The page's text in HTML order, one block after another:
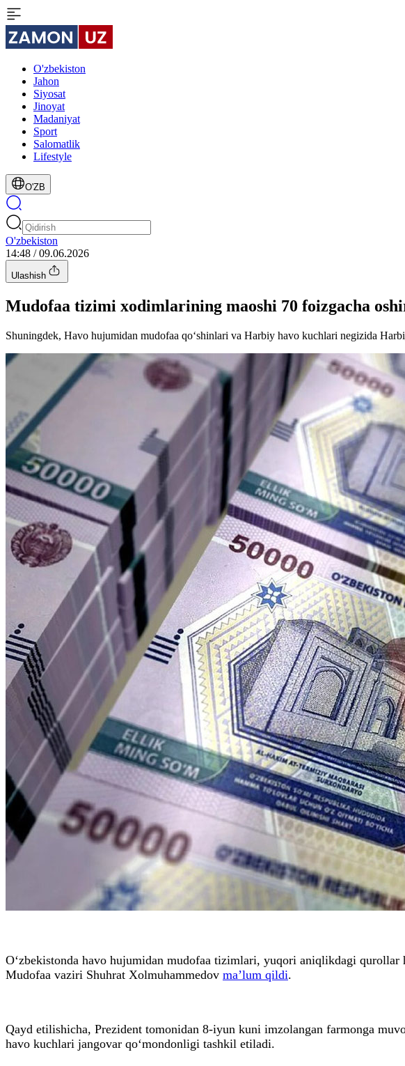
O'zbekiston
Jahon
Siyosat
Jinoyat
Madaniyat
Sport
Salomatlik
Lifestyle
O'ZB
O'zbekiston
14:48 / 09.06.2026
Ulashish
Mudofaa tizimi xodimlarining maoshi 70 foizgacha
Shuningdek, Havo hujumidan mudofaa qo‘shinlari va Harbiy havo kuchlari negizida
O‘zbekistonda havo hujumidan mudofaa tizimlari, yuqori aniqlikdagi
Mudofaa vaziri Shuhrat Xolmuhammedov ma’lum qildi.
Qayd etilishicha, Prezident tomonidan 8-iyun kuni imzolangan farmonga
havo kuchlari jangovar qo‘mondonligi tashkil etiladi.